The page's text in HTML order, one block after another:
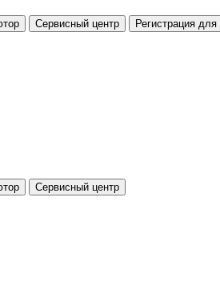
Сервисный центр
Сервисный центр